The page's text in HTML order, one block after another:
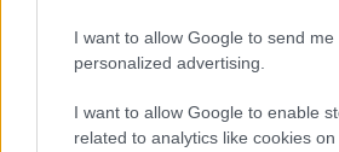
I want to allow Google to send me
personalized advertising.
I want to allow Google to enable
related to analytics like cookies
ódszertani kifogásai vannak.
értelemben vett zenész-